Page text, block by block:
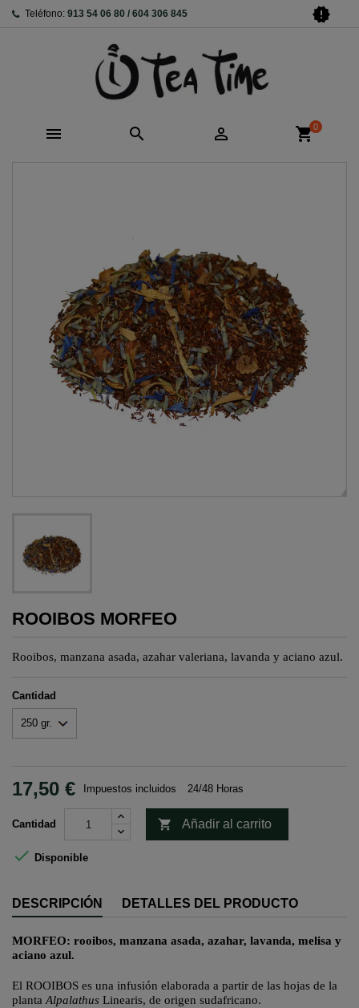
Teléfono: 913 54 06 80 / 604 306 845 new_releases
   shopping_cart0
ROOIBOS MORFEO
Rooibos, manzana asada, azahar valeriana, lavanda y aciano azul.
Cantidad
17,50 € Impuestos incluidos 24/48 Horas
Cantidad  Añadir al carrito
 Disponible
DESCRIPCIÓN DETALLES DEL PRODUCTO
MORFEO: rooibos, manzana asada, azahar, lavanda, melisa y
aciano azul.
El ROOIBOS es una infusión elaborada a partir de las hojas de la
planta Alpalathus Linearis, de origen sudafricano.